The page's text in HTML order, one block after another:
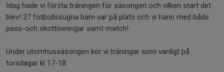
Idag hade vi första träningen för säsongen och vilken start det
blev! 27 fotbollssugna barn var på plats och vi hann med både
pass-och skottövningar samt match!
Under utomhussäsongen kör vi träningar som vanligt på
torsdagar kl 17-18.